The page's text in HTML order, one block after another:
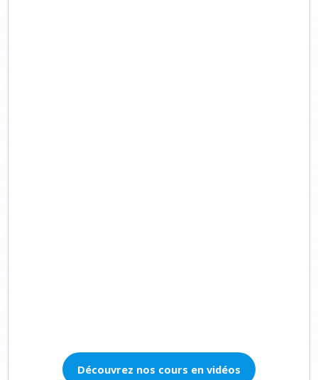
Découvrez nos cours en vidéos